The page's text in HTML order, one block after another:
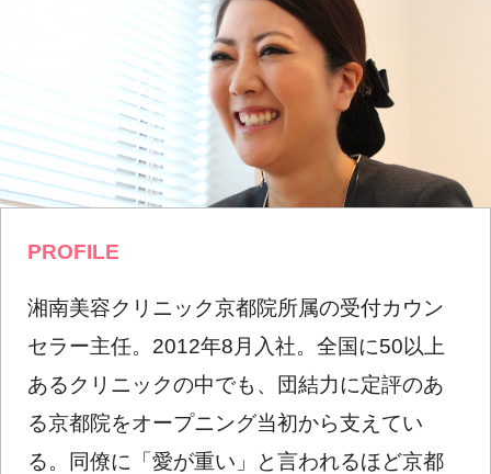
PROFILE
湘南美容クリニック京都院所属の受付カウン
セラー主任。2012年8月入社。全国に50以上
あるクリニックの中でも、団結力に定評のあ
る京都院をオープニング当初から支えてい
る。同僚に「愛が重い」と言われるほど京都